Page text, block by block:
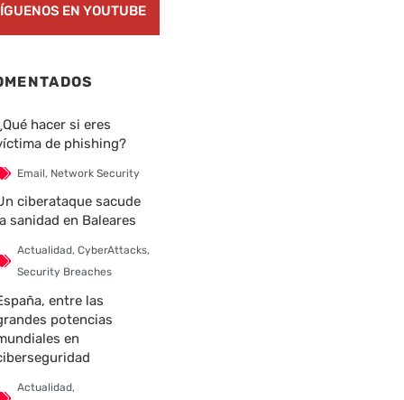
EN YOUTUBE
hacer si eres
de phishing?
Email, Network Security
ciberataque sacude
sanidad en Baleares
Actualidad, CyberAttacks,
Security Breaches
entre las
potencias
en
Actualidad,